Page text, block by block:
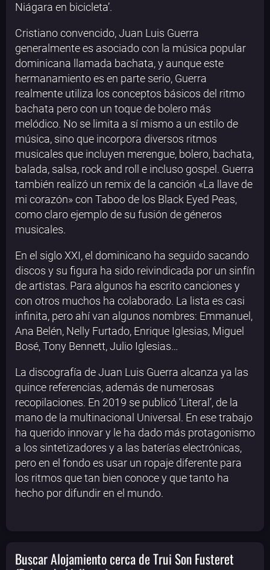
Niágara en bicicleta’.
Cristiano convencido, Juan Luis Guerra
generalmente es asociado con la música popular
dominicana llamada bachata, y aunque este
hermanamiento es en parte serio, Guerra
realmente utiliza los conceptos básicos del ritmo
bachata pero con un toque de bolero más
melódico.​ No se limita a sí mismo a un estilo de
música, sino que incorpora diversos ritmos
musicales que incluyen merengue, bolero, bachata,
balada, salsa, rock and roll e incluso gospel. Guerra
también realizó un remix de la canción «La llave de
mi corazón» con Taboo de los Black Eyed Peas,
como claro ejemplo de su fusión de géneros
musicales.
En el siglo XXI, el dominicano ha seguido sacando
discos y su figura ha sido reivindicada por un sinfín
de artistas. Para algunos ha escrito canciones y
con otros muchos ha colaborado. La lista es casi
infinita, pero ahí van algunos nombres: Emmanuel,
Ana Belén, Nelly Furtado, Enrique Iglesias, Miguel
Bosé, Tony Bennett, Julio Iglesias…
La discografía de Juan Luis Guerra alcanza ya las
quince referencias, además de numerosas
recopilaciones. En 2019 se publicó ‘Literal’, de la
mano de la multinacional Universal. En ese trabajo
ha querido innovar y le ha dado más protagonismo
a los sintetizadores y a las baterías electrónicas,
pero en el fondo es usar un ropaje diferente para
los ritmos que tan bien conoce y que tanto ha
hecho por difundir en el mundo.
Buscar Alojamiento cerca de Trui Son Fusteret